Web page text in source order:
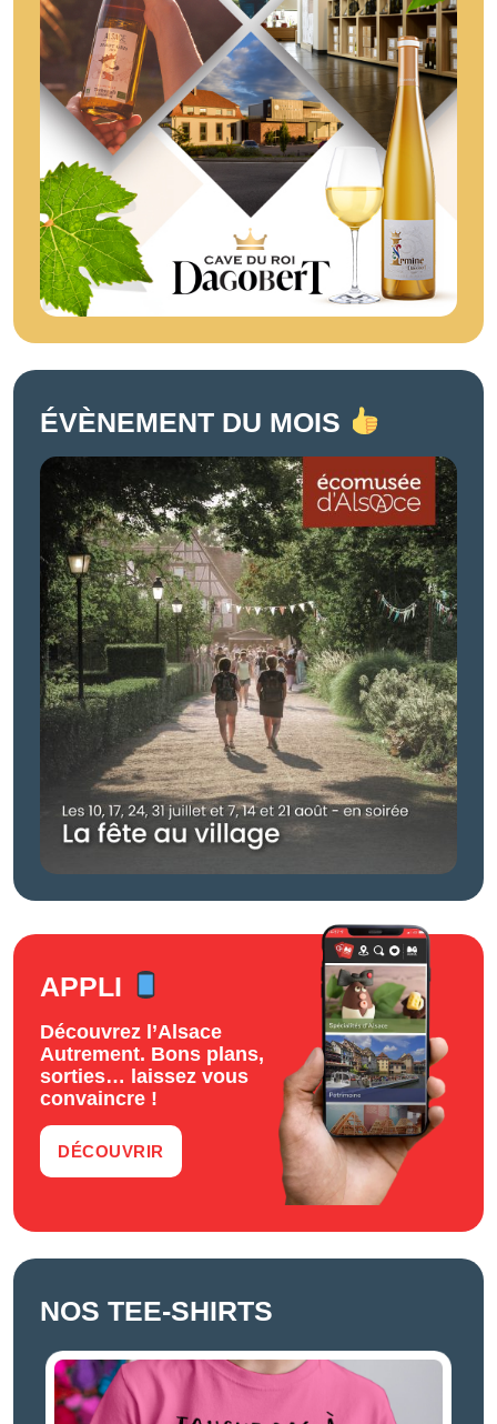
ÉVÈNEMENT DU MOIS
APPLI
Découvrez l’Alsace
Autrement. Bons plans,
sorties… laissez vous
convaincre !
DÉCOUVRIR
NOS TEE-SHIRTS